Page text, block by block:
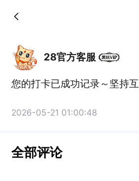
28官方客服
您的打卡已成功记录～坚持
2026-05-21 01:00:48
全部评论